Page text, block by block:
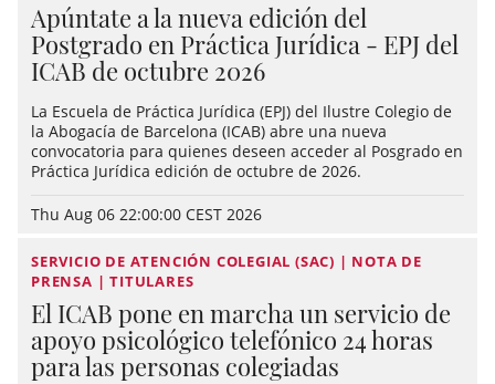
Apúntate a la nueva edición del
Postgrado en Práctica Jurídica - EPJ del
ICAB de octubre 2026
La Escuela de Práctica Jurídica (EPJ) del Ilustre Colegio de
la Abogacía de Barcelona (ICAB) abre una nueva
convocatoria para quienes deseen acceder al Posgrado en
Práctica Jurídica edición de octubre de 2026.
Thu Aug 06 22:00:00 CEST 2026
SERVICIO DE ATENCIÓN COLEGIAL (SAC) | NOTA DE
PRENSA | TITULARES
El ICAB pone en marcha un servicio de
apoyo psicológico telefónico 24 horas
para las personas colegiadas